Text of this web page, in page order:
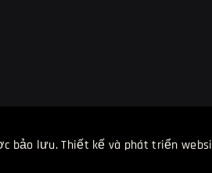
bảo lưu.Thiết kế và phát triển